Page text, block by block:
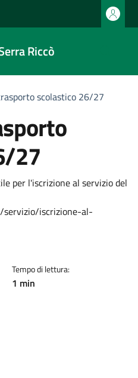
Riccò
scolastico 26/27
27
per l'iscrizione al servizio del
servizio/iscrizione-al-
Tempo di lettura:
1 min